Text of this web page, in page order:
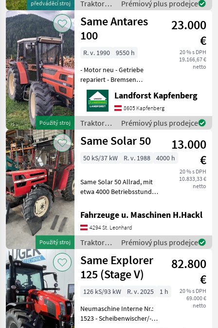
předváděcí stroj
Motorleistung von 11
Traktory /
Same
Prémiový plus prodejce
Použitý stroj
Same Antares
100
23.000
€
20 % s DPH
19.166,67 €
netto
R. v. 1990
9550 h
- Motor neu - Getriebe
repariert - Bremsen
repariert - Hauer Anbauteile
für Fronthubwerk und
Hinterachsabstützung Um
Ihnen unnötige Wartezeiten
oder Wegstrecken zu
Landforst Kapfenberg
8605 Kapfenberg
Traktory /
Same
Prémiový plus prodejce
Použitý stroj
Same Solar 50
13.000
€
20 % s DPH
10.833,33 €
netto
50 kS/37 kW R. v. 1988 4000 h
Same Solar 50 Allrad, mit
etwa 4000 Betriebsstunden,
höhenverstellbare
Anhängekupplung,
Schnellkuppler, neue
Reifen, höchstzulässiges
Gesamtgewicht 350
Fahrzeuge u. Maschinen H.Hackl
4294 St. Leonhard
Traktory /
Same
Prémiový plus prodejce
Same Explorer
125 (Stage V)
82.800
€
20 % s DPH
69.000 €
netto
126 kS/93 kW R. v. 2025
1 h
Neumaschine Interne Nr.:
1523 - Scheibenwischer/-